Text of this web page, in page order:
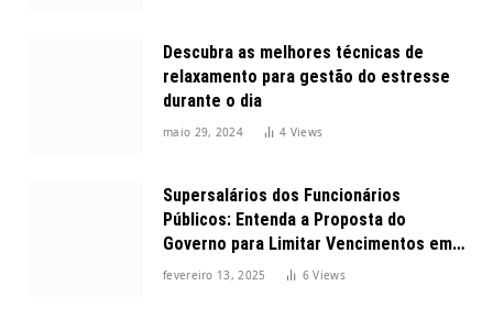
Descubra as melhores técnicas de
relaxamento para gestão do estresse
durante o dia
maio 29, 2024 4 Views
Supersalários dos Funcionários
Públicos: Entenda a Proposta do
Governo para Limitar Vencimentos em
2025
fevereiro 13, 2025 6Views